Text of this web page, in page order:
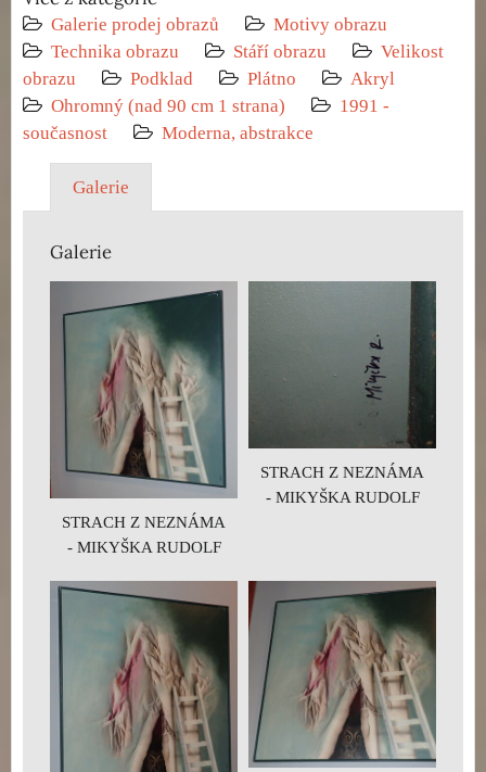
Galerie prodej obrazů
Motivy obrazu
Technika obrazu
Stáří obrazu
Velikost
obrazu
Podklad Plátno
Akryl
Ohromný (nad 90 cm 1 strana)
1991 -
současnost
Moderna, abstrakce
Galerie
Galerie
STRACH Z NEZNÁMA
- MIKYŠKA RUDOLF
STRACH Z NEZNÁMA
- MIKYŠKA RUDOLF